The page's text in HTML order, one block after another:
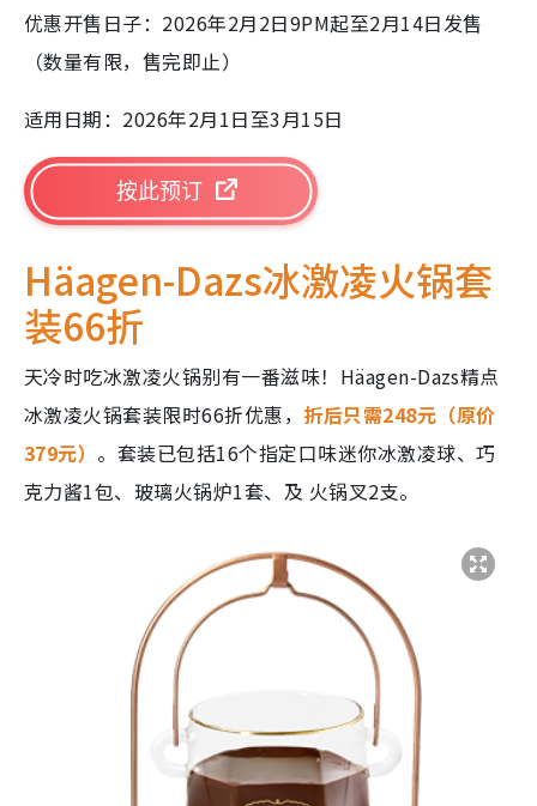
优惠开售日子： 2026年2月2日9PM起至2月14日发售
（数量有限，售完即止）
适用日期： 2026年2月1日至3月15日
按此预订
Häagen-Dazs冰激凌火锅套
装66折
天冷时吃冰激凌火锅别有一番滋味！ Häagen-Dazs精点
冰激凌火锅套装限时66折优惠， 折后只需248元（原价
379元） 。套装已包括16个指定口味迷你冰激凌球、巧
克力酱1包、玻璃火锅炉1套、及 火锅叉2支。